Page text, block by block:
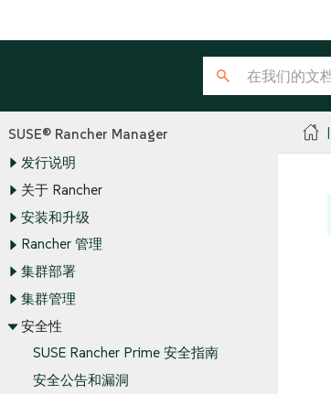
SUSE® Rancher Manager
发行说明
关于 Rancher
安装和升级
Rancher 管理
集群部署
集群管理
安全性
SUSE Rancher Prime 安全指南
安全公告和漏洞